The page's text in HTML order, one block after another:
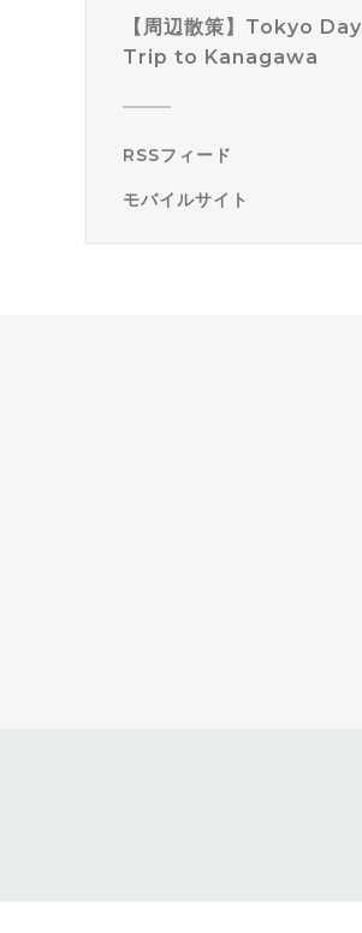
【周辺散策】Tokyo Day
Trip to Kanagawa
RSSフィード
モバイルサイト